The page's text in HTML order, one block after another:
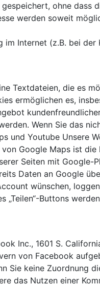
ohne dass
werden soweit
Internet (z.B. bei
Textdateien, die es
ermöglichen es,
Wenn Sie das
und Youtube Unsere
Google Maps ist
Seiten mit
Daten an Google
wünschen,
Buttons
Inc., 1601 S.
von Facebook
Sie keine Zuordnung
das Nutzen einer